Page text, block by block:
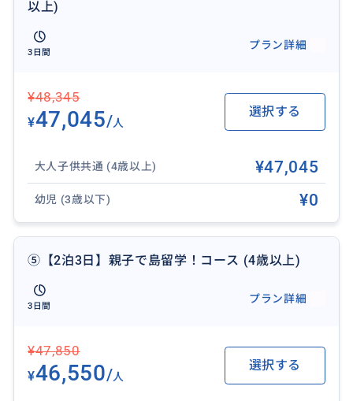
以上)
3日間
プラン詳細
¥48,345
¥47,045/人
選択する
大人子供共通 (4歳以上) ¥47,045
幼児 (3歳以下) ¥0
⑤【2泊3日】親子で島留学！コース (4歳以上)
3日間
プラン詳細
¥47,850
¥46,550/人
選択する